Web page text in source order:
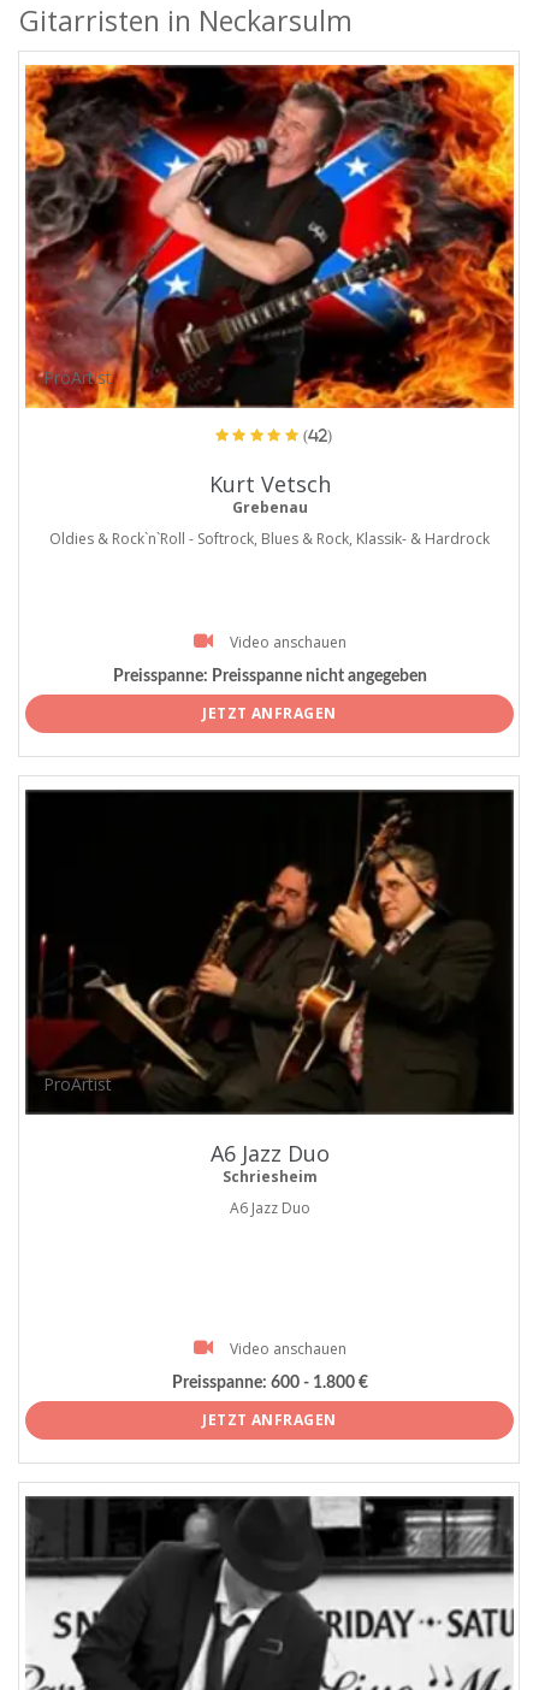
Gitarristen in Neckarsulm
ProArtist
(42)
Kurt Vetsch
Grebenau
Oldies & Rock`n`Roll - Softrock, Blues & Rock, Klassik- & Hardrock
Video anschauen
Preisspanne: Preisspanne nicht angegeben
JETZT ANFRAGEN
ProArtist
A6 Jazz Duo
Schriesheim
A6 Jazz Duo
Video anschauen
Preisspanne: 600 - 1.800 €
JETZT ANFRAGEN